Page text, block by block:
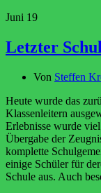
Juni 19
Letzter
Von Steffen
Heute wurde das
Klassenleitern
Erlebnisse wurde
Übergabe der
komplette
einige Schüler für
Schule aus. Auch